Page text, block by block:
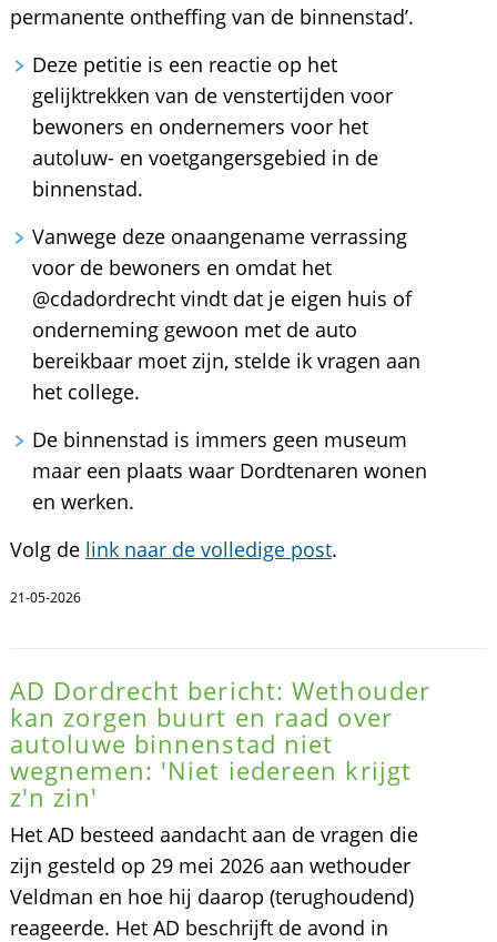
permanente ontheffing van de binnenstad’.
Deze petitie is een reactie op het
gelijktrekken van de venstertijden voor
bewoners en ondernemers voor het
autoluw- en voetgangersgebied in de
binnenstad.
Vanwege deze onaangename verrassing
voor de bewoners en omdat het
@cdadordrecht vindt dat je eigen huis of
onderneming gewoon met de auto
bereikbaar moet zijn, stelde ik vragen aan
het college.
De binnenstad is immers geen museum
maar een plaats waar Dordtenaren wonen
en werken.
Volg de link naar de volledige post.
21-05-2026
AD Dordrecht bericht: Wethouder
kan zorgen buurt en raad over
autoluwe binnenstad niet
wegnemen: 'Niet iedereen krijgt
z'n zin'
Het AD besteed aandacht aan de vragen die
zijn gesteld op 29 mei 2026 aan wethouder
Veldman en hoe hij daarop (terughoudend)
reageerde. Het AD beschrijft de avond in